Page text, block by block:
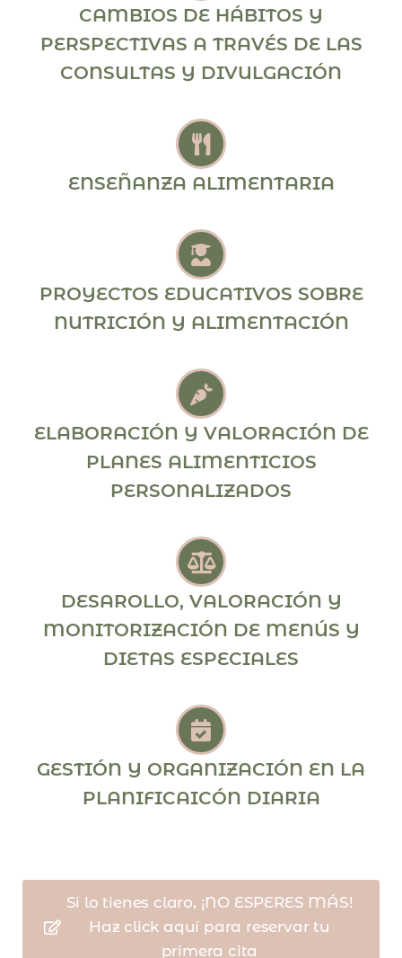
CAMBIOS DE HÁBITOS Y
PERSPECTIVAS A TRAVÉS DE LAS
CONSULTAS Y DIVULGACIÓN
ENSEÑANZA ALIMENTARIA
PROYECTOS EDUCATIVOS SOBRE
NUTRICIÓN Y ALIMENTACIÓN
ELABORACIÓN Y VALORACIÓN DE
PLANES ALIMENTICIOS
PERSONALIZADOS
DESAROLLO, VALORACIÓN Y
MONITORIZACIÓN DE MENÚS Y
DIETAS ESPECIALES
GESTIÓN Y ORGANIZACIÓN EN LA
PLANIFICAICÓN DIARIA
Si lo tienes claro, ¡NO ESPERES MÁS!
Haz click aquí para reservar tu
primera cita